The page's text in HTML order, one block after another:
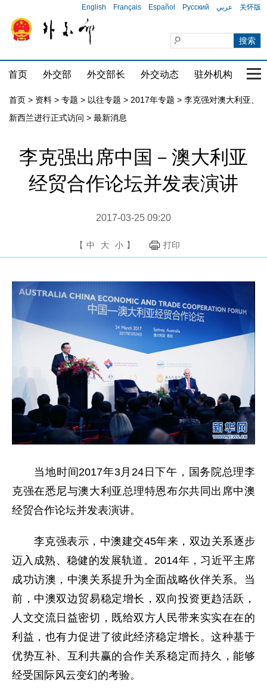
English Français Español Русский عربي 关怀版
首页 外交部 外交部长 外交动态 驻外机构 国
首页 > 资料 > 专题 > 以往专题 > 2017年专题 > 李克强对澳大利亚、
新西兰进行正式访问 > 最新消息
李克强出席中国－澳大利亚
经贸合作论坛并发表演讲
2017-03-25 09:20
【 中 大 小 】 打印
当地时间2017年3月24日下午，国务院总理李
克强在悉尼与澳大利亚总理特恩布尔共同出席中澳
经贸合作论坛并发表演讲。
李克强表示，中澳建交45年来，双边关系逐步
迈入成熟、稳健的发展轨道。2014年，习近平主席
成功访澳，中澳关系提升为全面战略伙伴关系。当
前，中澳双边贸易稳定增长，双向投资更趋活跃，
人文交流日益密切，既给双方人民带来实实在在的
利益，也有力促进了彼此经济稳定增长。这种基于
优势互补、互利共赢的合作关系稳定而持久，能够
经受国际风云变幻的考验。